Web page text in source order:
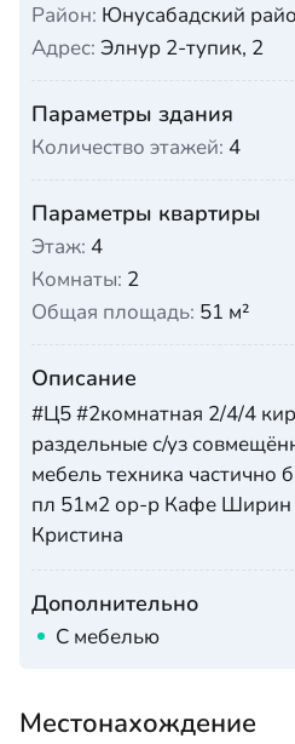
Район: Юнусабадский
Адрес: Элнур 2-тупик, 2
Параметры здания
Количество этажей: 4
Параметры квартиры
Этаж: 4
Комнаты: 2
Общая площадь: 51 м²
Описание
#Ц5 #2комнатная 2/4/4
раздельные с/уз
мебель техника частично
пл 51м2 ор-р Кафе Ширин
Кристина
Дополнительно
С мебелью
Местонахождение